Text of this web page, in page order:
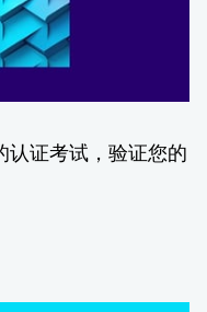
认证考试，验证您的